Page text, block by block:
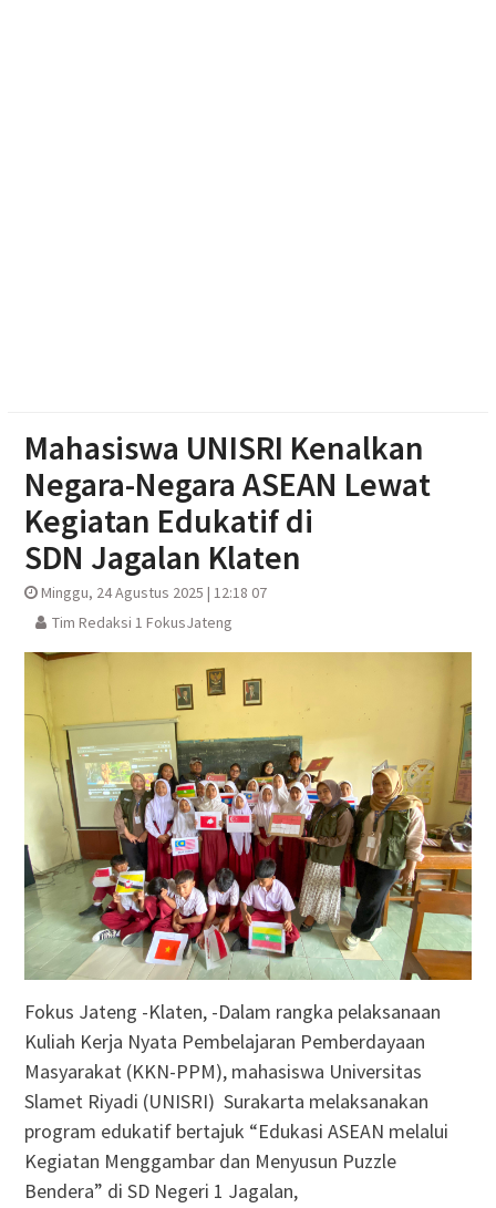
Mahasiswa UNISRI Kenalkan
Negara-Negara ASEAN Lewat
Kegiatan Edukatif di
SDN Jagalan Klaten
Minggu, 24 Agustus 2025 | 12:18 07
Tim Redaksi 1 FokusJateng
Fokus Jateng -Klaten, -Dalam rangka pelaksanaan
Kuliah Kerja Nyata Pembelajaran Pemberdayaan
Masyarakat (KKN-PPM), mahasiswa Universitas
Slamet Riyadi (UNISRI) Surakarta melaksanakan
program edukatif bertajuk “Edukasi ASEAN melalui
Kegiatan Menggambar dan Menyusun Puzzle
Bendera” di SD Negeri 1 Jagalan,